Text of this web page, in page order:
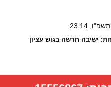
23:14
ישיבה חדשה בגוש עציון